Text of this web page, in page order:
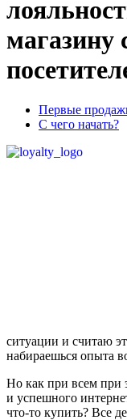
магазину
Первые
С чего начать?
ситуации и считаю
набираешься опыта
Но как при всем при
и успешного
что-то купить? Все